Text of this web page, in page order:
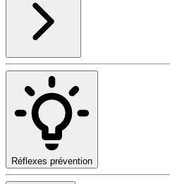
Réflexes prévention